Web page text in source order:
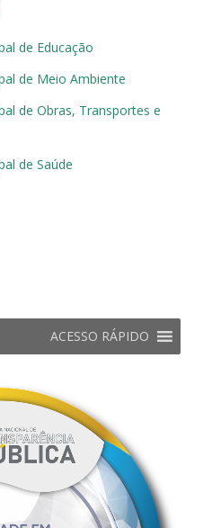
de Educação
de Meio Ambiente
de Obras, Transportes e
de Saúde
ACESSO RÁPIDO